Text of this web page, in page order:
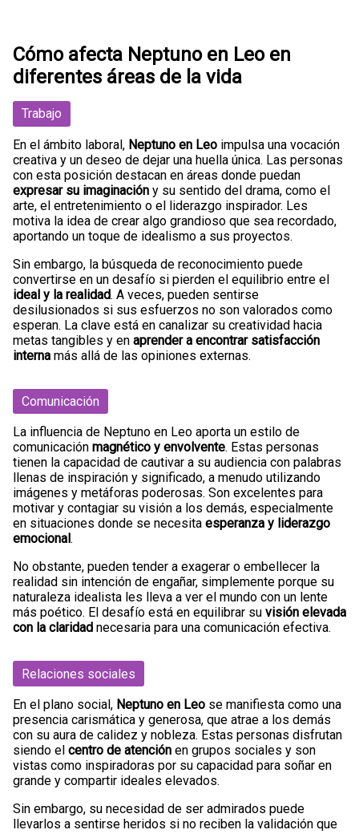
Cómo afecta Neptuno en Leo en
diferentes áreas de la vida
Trabajo
En el ámbito laboral, Neptuno en Leo impulsa una vocación
creativa y un deseo de dejar una huella única. Las personas
con esta posición destacan en áreas donde puedan
expresar su imaginación y su sentido del drama, como el
arte, el entretenimiento o el liderazgo inspirador. Les
motiva la idea de crear algo grandioso que sea recordado,
aportando un toque de idealismo a sus proyectos.
Sin embargo, la búsqueda de reconocimiento puede
convertirse en un desafío si pierden el equilibrio entre el
ideal y la realidad. A veces, pueden sentirse
desilusionados si sus esfuerzos no son valorados como
esperan. La clave está en canalizar su creatividad hacia
metas tangibles y en aprender a encontrar satisfacción
interna más allá de las opiniones externas.
Comunicación
La influencia de Neptuno en Leo aporta un estilo de
comunicación magnético y envolvente. Estas personas
tienen la capacidad de cautivar a su audiencia con palabras
llenas de inspiración y significado, a menudo utilizando
imágenes y metáforas poderosas. Son excelentes para
motivar y contagiar su visión a los demás, especialmente
en situaciones donde se necesita esperanza y liderazgo
emocional.
No obstante, pueden tender a exagerar o embellecer la
realidad sin intención de engañar, simplemente porque su
naturaleza idealista les lleva a ver el mundo con un lente
más poético. El desafío está en equilibrar su visión elevada
con la claridad necesaria para una comunicación efectiva.
Relaciones sociales
En el plano social, Neptuno en Leo se manifiesta como una
presencia carismática y generosa, que atrae a los demás
con su aura de calidez y nobleza. Estas personas disfrutan
siendo el centro de atención en grupos sociales y son
vistas como inspiradoras por su capacidad para soñar en
grande y compartir ideales elevados.
Sin embargo, su necesidad de ser admirados puede
llevarlos a sentirse heridos si no reciben la validación que